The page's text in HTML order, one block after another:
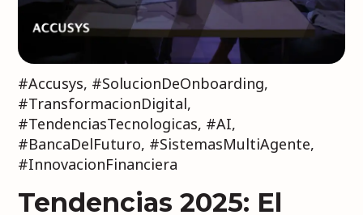
#Accusys, #SolucionDeOnboarding,
#TransformacionDigital,
#TendenciasTecnologicas, #AI,
#BancaDelFuturo, #SistemasMultiAgente,
#InnovacionFinanciera
Tendencias 2025: El